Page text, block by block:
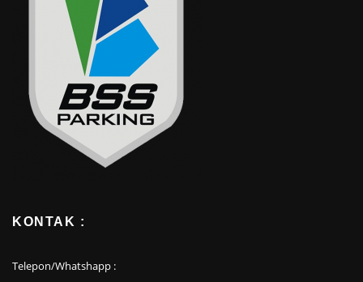
KONTAK :
Telepon/Whatshapp :